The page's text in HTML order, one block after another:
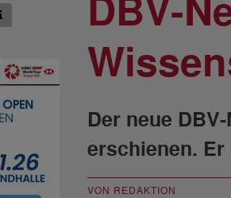
DBV-
Der neue
erschienen.
VON REDAKTION